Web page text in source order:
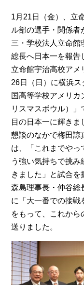
1月21日（金）、立
ル部の選手・関係者
三・学校法人立命館
総長へ日本一を報告
立命館宇治高校アメ
26日（日）に横浜
国高等学校アメリカ
リスマスボウル）
目の日本一に輝きま
懇談のなかで梅田諒
は、「これまでやっ
う強い気持ちで挑
きました」と試合を
森島理事長・仲谷総
に「大一番での接戦
をもって、これから
送りました。